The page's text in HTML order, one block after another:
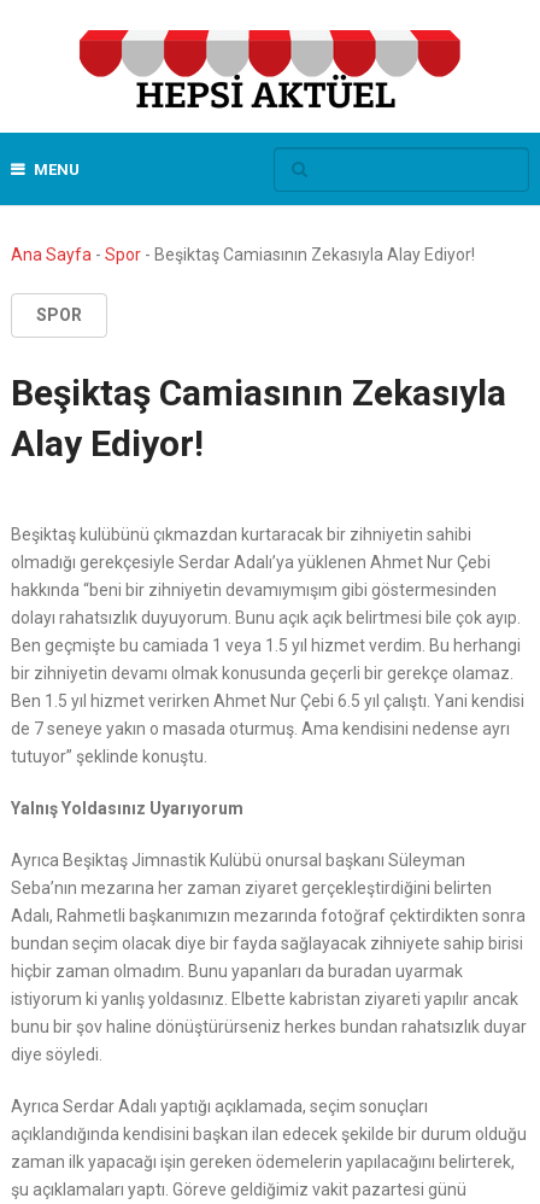
MENU
Ana Sayfa - Spor- Beşiktaş Camiasının Zekasıyla Alay Ediyor!
SPOR
Beşiktaş Camiasının Zekasıyla
Alay Ediyor!
Beşiktaş kulübünü çıkmazdan kurtaracak bir zihniyetin sahibi
olmadığı gerekçesiyle Serdar Adalı’ya yüklenen Ahmet Nur Çebi
hakkında “beni bir zihniyetin devamıymışım gibi göstermesinden
dolayı rahatsızlık duyuyorum. Bunu açık açık belirtmesi bile çok ayıp.
Ben geçmişte bu camiada 1 veya 1.5 yıl hizmet verdim. Bu herhangi
bir zihniyetin devamı olmak konusunda geçerli bir gerekçe olamaz.
Ben 1.5 yıl hizmet verirken Ahmet Nur Çebi 6.5 yıl çalıştı. Yani kendisi
de 7 seneye yakın o masada oturmuş. Ama kendisini nedense ayrı
tutuyor” şeklinde konuştu.
Yalnış Yoldasınız Uyarıyorum
Ayrıca Beşiktaş Jimnastik Kulübü onursal başkanı Süleyman
Seba’nın mezarına her zaman ziyaret gerçekleştirdiğini belirten
Adalı, Rahmetli başkanımızın mezarında fotoğraf çektirdikten sonra
bundan seçim olacak diye bir fayda sağlayacak zihniyete sahip birisi
hiçbir zaman olmadım. Bunu yapanları da buradan uyarmak
istiyorum ki yanlış yoldasınız. Elbette kabristan ziyareti yapılır ancak
bunu bir şov haline dönüştürürseniz herkes bundan rahatsızlık duyar
diye söyledi.
Ayrıca Serdar Adalı yaptığı açıklamada, seçim sonuçları
açıklandığında kendisini başkan ilan edecek şekilde bir durum olduğu
zaman ilk yapacağı işin gereken ödemelerin yapılacağını belirterek,
şu açıklamaları yaptı. Göreve geldiğimiz vakit pazartesi günü